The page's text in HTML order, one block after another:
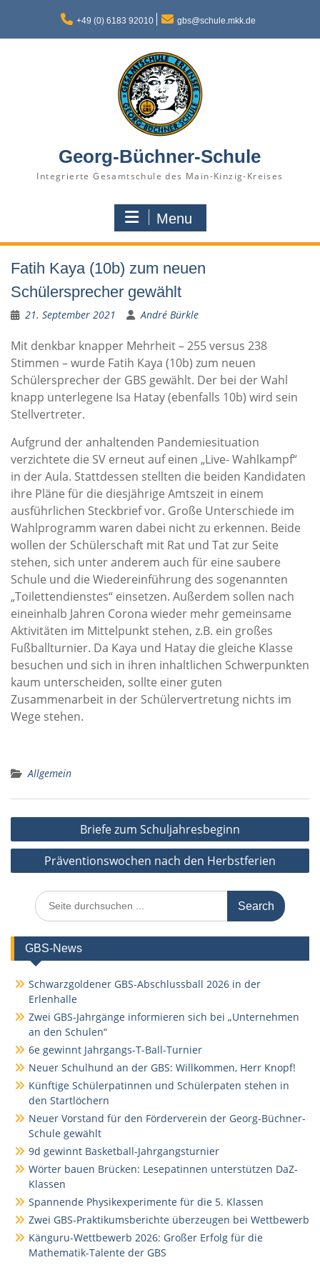
content
+49 (0) 6183 92010 gbs@schule.mkk.de
Georg-Büchner-Schule
Integrierte Gesamtschule des Main-Kinzig-Kreises
Menu
Fatih Kaya (10b) zum neuen
Schülersprecher gewählt
21. September 2021 André Bürkle
Mit denkbar knapper Mehrheit – 255 versus 238
Stimmen – wurde Fatih Kaya (10b) zum neuen
Schülersprecher der GBS gewählt. Der bei der Wahl
knapp unterlegene Isa Hatay (ebenfalls 10b) wird sein
Stellvertreter.
Aufgrund der anhaltenden Pandemiesituation
verzichtete die SV erneut auf einen „Live- Wahlkampf“
in der Aula. Stattdessen stellten die beiden Kandidaten
ihre Pläne für die diesjährige Amtszeit in einem
ausführlichen Steckbrief vor. Große Unterschiede im
Wahlprogramm waren dabei nicht zu erkennen. Beide
wollen der Schülerschaft mit Rat und Tat zur Seite
stehen, sich unter anderem auch für eine saubere
Schule und die Wiedereinführung des sogenannten
„Toilettendienstes“ einsetzen. Außerdem sollen nach
eineinhalb Jahren Corona wieder mehr gemeinsame
Aktivitäten im Mittelpunkt stehen, z.B. ein großes
Fußballturnier. Da Kaya und Hatay die gleiche Klasse
besuchen und sich in ihren inhaltlichen Schwerpunkten
kaum unterscheiden, sollte einer guten
Zusammenarbeit in der Schülervertretung nichts im
Wege stehen.
Allgemein
Beitragsnavigation
Briefe zum Schuljahresbeginn
Präventionswochen nach den Herbstferien
Search
for:
GBS-News
Schwarzgoldener GBS-Abschlussball 2026 in der
Erlenhalle
Zwei GBS-Jahrgänge informieren sich bei „Unternehmen
an den Schulen“
6e gewinnt Jahrgangs-T-Ball-Turnier
Neuer Schulhund an der GBS: Willkommen, Herr Knopf!
Künftige Schülerpatinnen und Schülerpaten stehen in
den Startlöchern
Neuer Vorstand für den Förderverein der Georg-Büchner-
Schule gewählt
9d gewinnt Basketball-Jahrgangsturnier
Wörter bauen Brücken: Lesepatinnen unterstützen DaZ-
Klassen
Spannende Physikexperimente für die 5. Klassen
Zwei GBS-Praktikumsberichte überzeugen bei Wettbewerb
Känguru-Wettbewerb 2026: Großer Erfolg für die
Mathematik-Talente der GBS